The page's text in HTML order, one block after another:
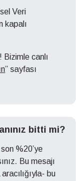
Veri
kapalı
Bizimle canlı
” sayfası
bitti mi?
%20’ye
Bu mesajı
bu